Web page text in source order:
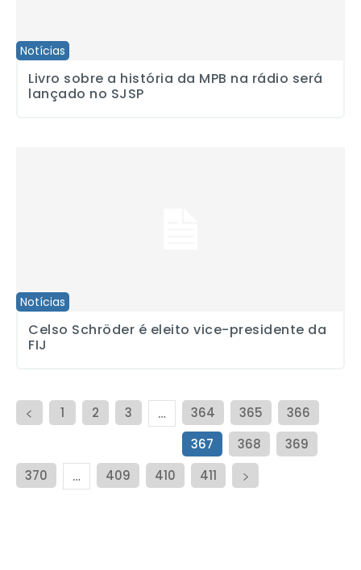
Notícias
Livro sobre a história da MPB na rádio será
lançado no SJSP
Notícias
Celso Schröder é eleito vice-presidente da
FIJ
1 2 3 … 364 365
366
367
368
369
370
… 409 410 411